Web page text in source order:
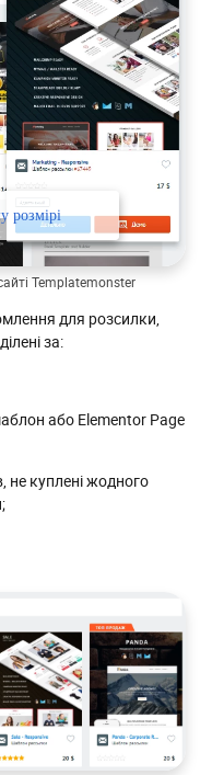
Templatemonster
для розсилки,
за:
або Elementor Page
не куплені жодного